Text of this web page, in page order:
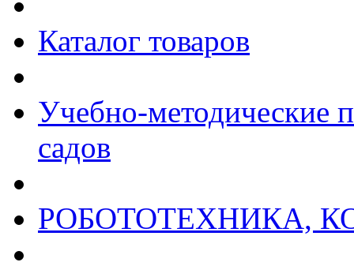
Каталог товаров
Учебно-методические
садов
РОБОТОТЕХНИКА,